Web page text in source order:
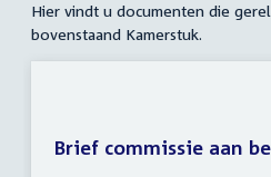
Hier vindt u documenten die
bovenstaand Kamerstuk.
Brief commissie aan